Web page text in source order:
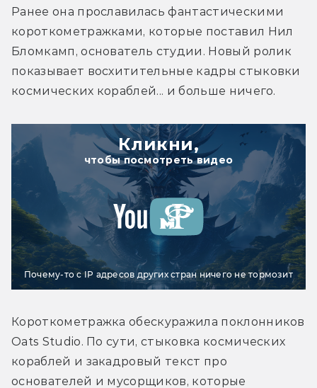
Ранее она прославилась фантастическими
короткометражками, которые поставил Нил
Бломкамп, основатель студии. Новый ролик
показывает восхитительные кадры стыковки
космических кораблей... и больше ничего.
Кликни,
чтобы посмотреть видео
Почему-то с IP адресов других стран ничего не тормозит
Короткометражка обескуражила поклонников
Oats Studio. По сути, стыковка космических
кораблей и закадровый текст про
основателей и мусорщиков, которые